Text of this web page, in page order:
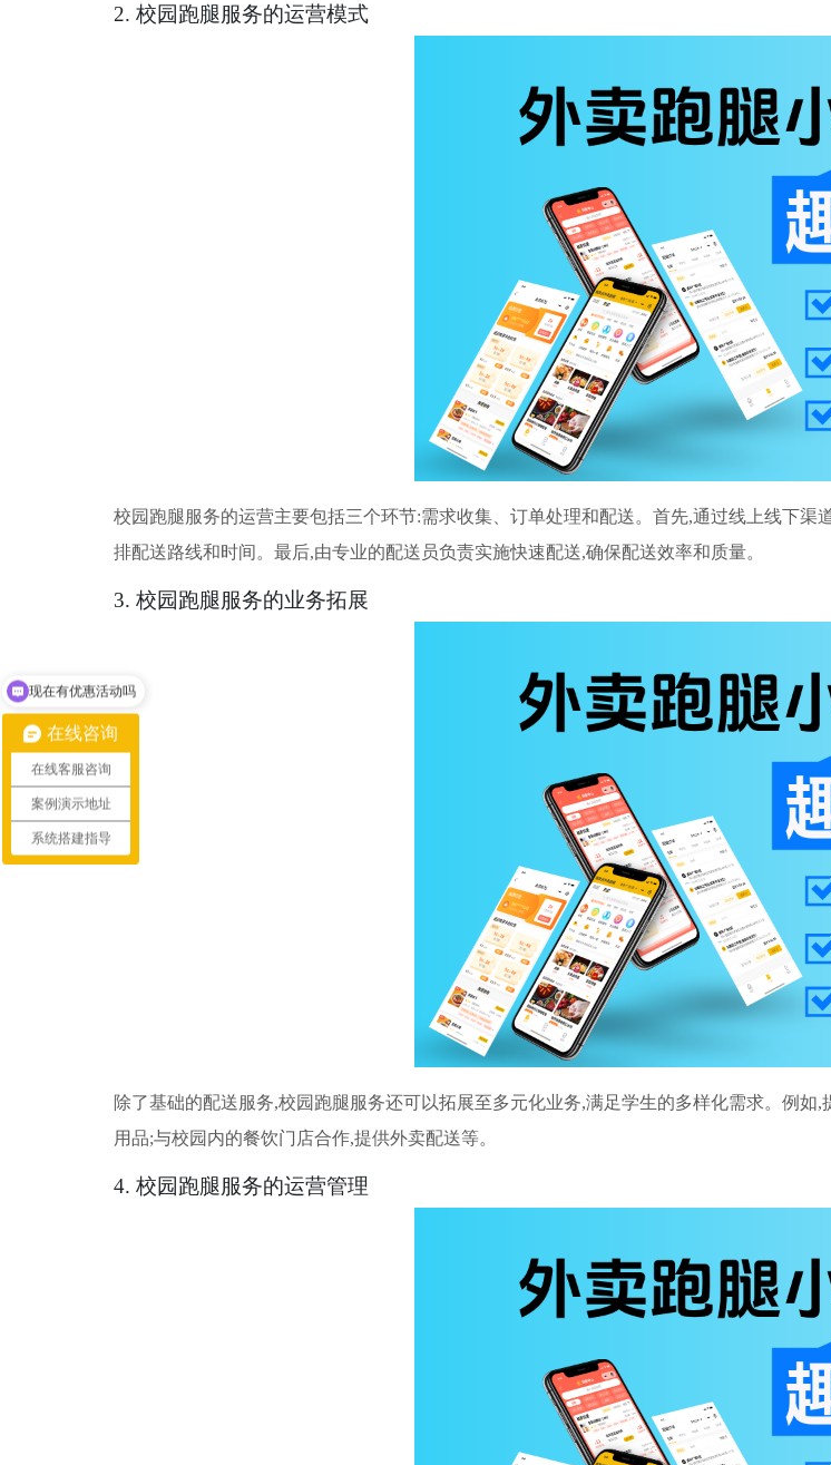
2. 校园跑腿服务的运营模式
校园跑腿服务的运营主要包括三个环节:需求收集、订单处理和配送。首先,通过线上线下
排配送路线和时间。最后,由专业的配送员负责实施快速配送,确保配送效率和质量。
3. 校园跑腿服务的业务拓展
除了基础的配送服务,校园跑腿服务还可以拓展至多元化业务,满足学生的多样化需求。例
用品;与校园内的餐饮门店合作,提供外卖配送等。
4. 校园跑腿服务的运营管理
在线咨询
在线客服咨询
案例演示地址
系统搭建指导
现在有优惠活动吗